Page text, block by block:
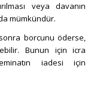
veya davanın
mümkündür.
borcunu öderse,
Bunun için icra
iadesi için